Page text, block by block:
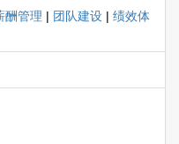
酬管理 | 团队建设 | 绩效体